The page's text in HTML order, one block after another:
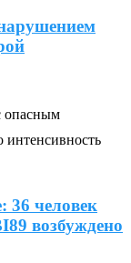
опасным
интенсивность
36 человек
возбуждено